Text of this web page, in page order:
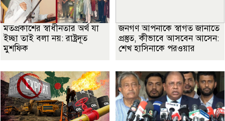
মতপ্রকাশের স্বাধীনতার অর্থ যা
ইচ্ছা তাই বলা নয়: রাষ্ট্রদূত
মুশফিক
জনগণ আপনাকে স্বাগত জানাতে
প্রস্তুত, কীভাবে আসবেন আসেন:
শেখ হাসিনাকে পরওয়ার